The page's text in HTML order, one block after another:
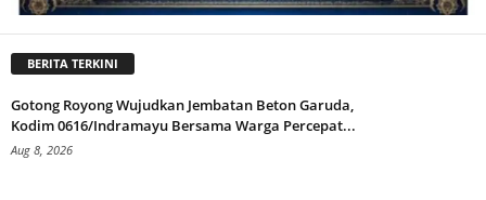
BERITA TERKINI
Gotong Royong Wujudkan Jembatan Beton Garuda,
Kodim 0616/Indramayu Bersama Warga Percepat...
Aug 8, 2026